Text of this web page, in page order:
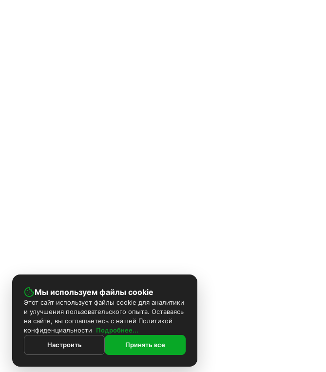
Мы используем файлы cookie
Этот сайт использует файлы cookie для аналитики
и улучшения пользовательского опыта. Оставаясь
на сайте, вы соглашаетесь с нашей Политикой
конфиденциальности
Подробнее...
Настроить
Принять все